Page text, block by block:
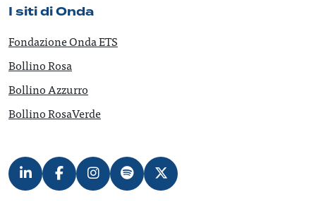
I siti di Onda
Fondazione Onda ETS
Bollino Rosa
Bollino Azzurro
Bollino RosaVerde